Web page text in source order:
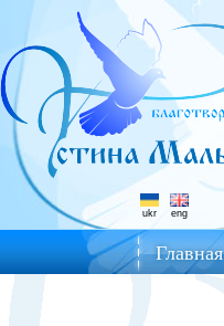
ukr eng
Главная